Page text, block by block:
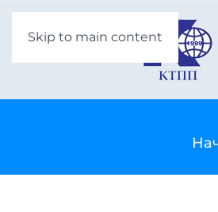
Skip to main content